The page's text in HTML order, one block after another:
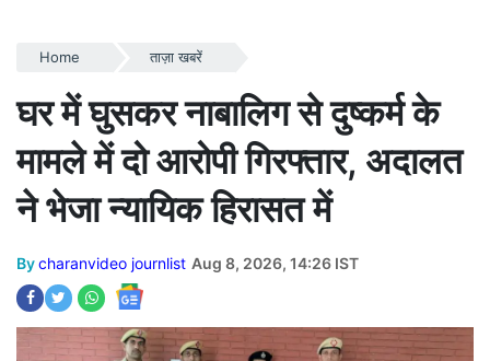
Home ताज़ा खबरें
घर में घुसकर नाबालिग से दुष्कर्म के
मामले में दो आरोपी गिरफ्तार, अदालत
ने भेजा न्यायिक हिरासत में
Bycharanvideo journlist Aug 8, 2026, 14:26 IST